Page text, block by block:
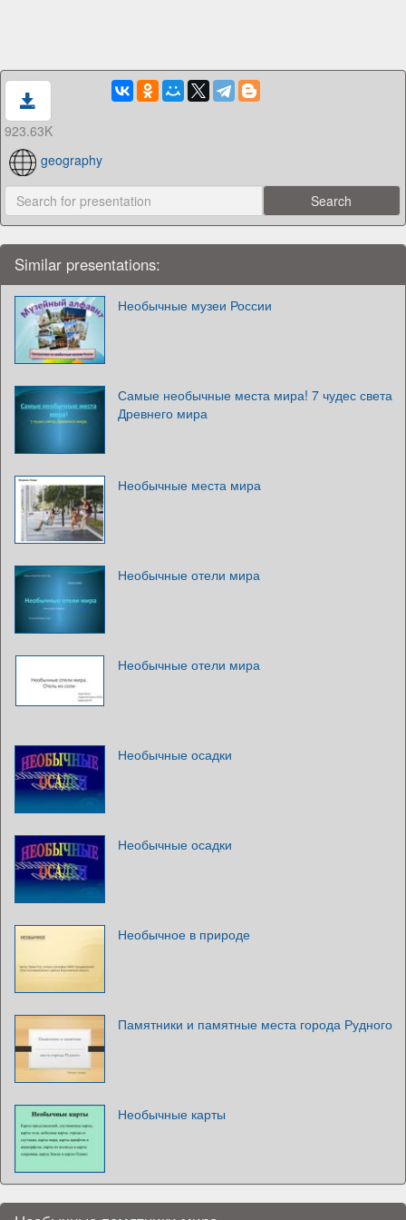
923.63K
geography
Similar presentations:
Необычные музеи России
Самые необычные места мира! 7 чудес света
Древнего мира
Необычные места мира
Необычные отели мира
Необычные отели мира
Необычные осадки
Необычные осадки
Необычное в природе
Памятники и памятные места города Рудного
Необычные карты